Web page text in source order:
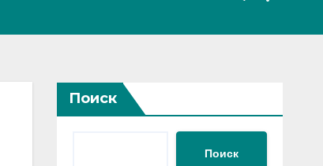
Поиск
Поиск